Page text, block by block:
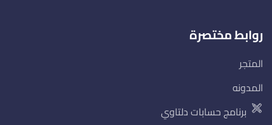
روابط مختصرة
المتجر
المدونه
برنامج حسابات دلتاوي